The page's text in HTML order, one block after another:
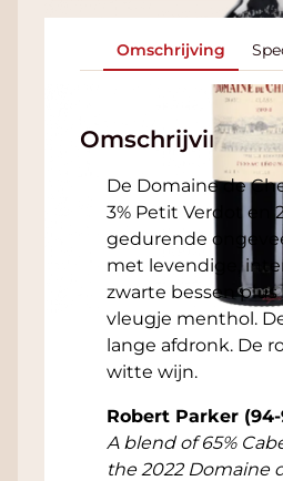
Omschrijving
Omschrijving
De Domaine de
3% Petit Verdot en
gedurende
met levendige,
zwarte bessen
vleugje menthol.
lange afdronk. De
witte wijn.
Robert Parker
A blend of 65%
the 2022 Domaine